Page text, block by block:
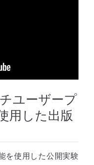
ユーザープ
用した出版
を使用した公開実験